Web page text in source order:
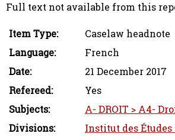
Full text not available from this
Item Type:
Caselaw headnote
Language:
French
Date:
21 December 2017
Refereed:
Yes
Subjects:
A- DROIT > A4-
Divisions:
Institut des